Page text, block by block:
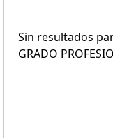
Sin resultados
GRADO